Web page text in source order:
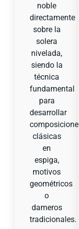
noble
directamente
sobre la
solera
nivelada,
siendo la
técnica
fundamental
para
desarrollar
composiciones
clásicas
en
espiga,
motivos
geométricos
o
dameros
tradicionales.